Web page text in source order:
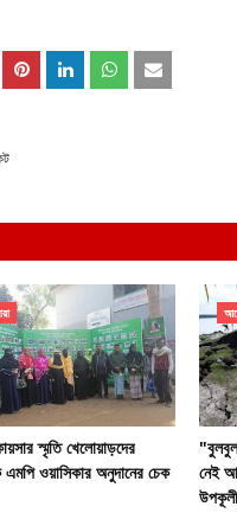
স্মৃতি খেলোয়াড়দের
এমপি ওয়াসিকার অনুদানের চেক
নেই